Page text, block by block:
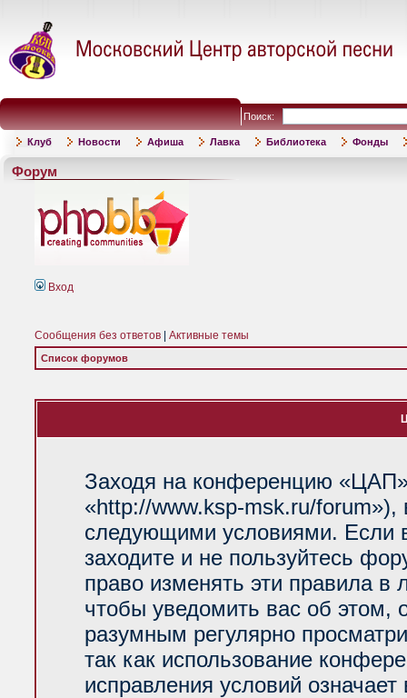
Поиск:
Клуб Новости Афиша Лавка Библиотека Фонды
Форум
Вход
Сообщения без ответов Активные темы
Список форумов
Заходя на конференцию
«http://www.ksp-msk.ru/forum»),
следующими условиями. Если
заходите и не пользуйтесь
право изменять эти правила
чтобы уведомить вас об
разумным регулярно
так как использование
исправления условий